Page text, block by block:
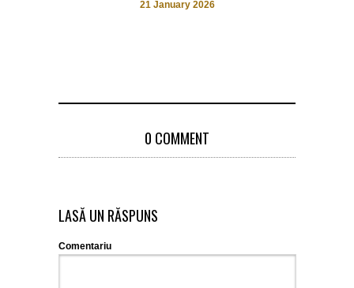
21 January 2026
0 COMMENT
LASĂ UN RĂSPUNS
Comentariu